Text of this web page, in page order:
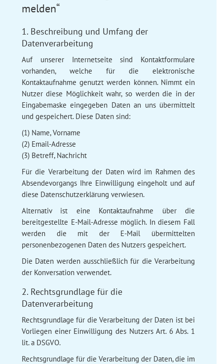
melden“
1. Beschreibung und Umfang der
Datenverarbeitung
Auf unserer Internetseite sind Kontaktformulare
vorhanden, welche für die elektronische
Kontaktaufnahme genutzt werden können. Nimmt ein
Nutzer diese Möglichkeit wahr, so werden die in der
Eingabemaske eingegeben Daten an uns übermittelt
und gespeichert. Diese Daten sind:
(1) Name, Vorname
(2) Email-Adresse
(3) Betreff, Nachricht
Für die Verarbeitung der Daten wird im Rahmen des
Absendevorgangs Ihre Einwilligung eingeholt und auf
diese Datenschutzerklärung verwiesen.
Alternativ ist eine Kontaktaufnahme über die
bereitgestellte E-Mail-Adresse möglich. In diesem Fall
werden die mit der E-Mail übermittelten
personenbezogenen Daten des Nutzers gespeichert.
Die Daten werden ausschließlich für die Verarbeitung
der Konversation verwendet.
2. Rechtsgrundlage für die
Datenverarbeitung
Rechtsgrundlage für die Verarbeitung der Daten ist bei
Vorliegen einer Einwilligung des Nutzers Art. 6 Abs. 1
lit. a DSGVO.
Rechtsgrundlage für die Verarbeitung der Daten, die im